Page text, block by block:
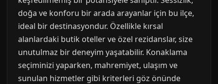
doğa ve konforu bir arada arayanlar için bu ilçe,
ideal bir destinasyondur. Özellikle kırsal
alanlardaki butik oteller ve özel rezidanslar, size
unutulmaz bir deneyim yaşatabilir. Konaklama
seçiminizi yaparken, mahremiyet, ulaşım ve
sunulan hizmetler gibi kriterleri göz önünde